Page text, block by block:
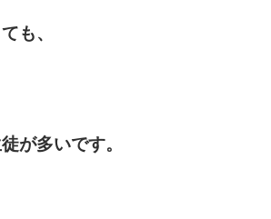
も、
が多いです。